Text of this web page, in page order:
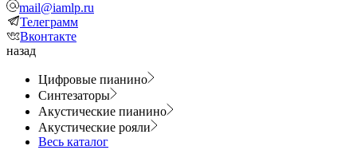
mail@iamlp.ru
Телеграмм
Вконтакте
назад
Цифровые пианино
Синтезаторы
Акустические пианино
Акустические рояли
Весь каталог